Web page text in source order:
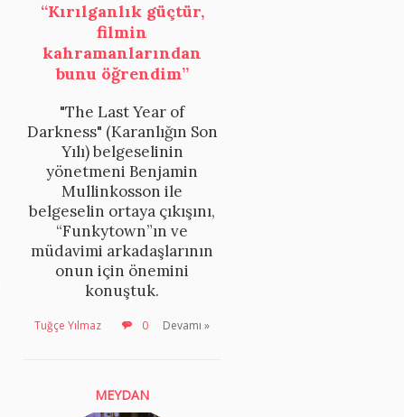
“Kırılganlık güçtür,
filmin
kahramanlarından
bunu öğrendim”
"The Last Year of
Darkness" (Karanlığın Son
Yılı) belgeselinin
yönetmeni Benjamin
Mullinkosson ile
belgeselin ortaya çıkışını,
“Funkytown”ın ve
müdavimi arkadaşlarının
onun için önemini
konuştuk.
Tuğçe Yılmaz 0 Devamı »
MEYDAN